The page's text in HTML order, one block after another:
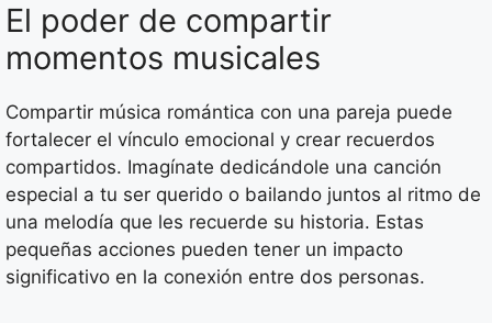
El poder de compartir
momentos musicales
Compartir música romántica con una pareja puede
fortalecer el vínculo emocional y crear recuerdos
compartidos. Imagínate dedicándole una canción
especial a tu ser querido o bailando juntos al ritmo de
una melodía que les recuerde su historia. Estas
pequeñas acciones pueden tener un impacto
significativo en la conexión entre dos personas.